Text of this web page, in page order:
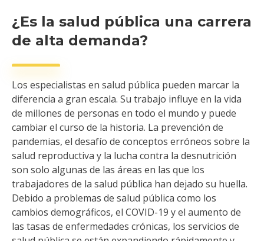
¿Es la salud pública una carrera
de alta demanda?
Los especialistas en salud pública pueden marcar la
diferencia a gran escala. Su trabajo influye en la vida
de millones de personas en todo el mundo y puede
cambiar el curso de la historia. La prevención de
pandemias, el desafío de conceptos erróneos sobre la
salud reproductiva y la lucha contra la desnutrición
son solo algunas de las áreas en las que los
trabajadores de la salud pública han dejado su huella.
Debido a problemas de salud pública como los
cambios demográficos, el COVID-19 y el aumento de
las tasas de enfermedades crónicas, los servicios de